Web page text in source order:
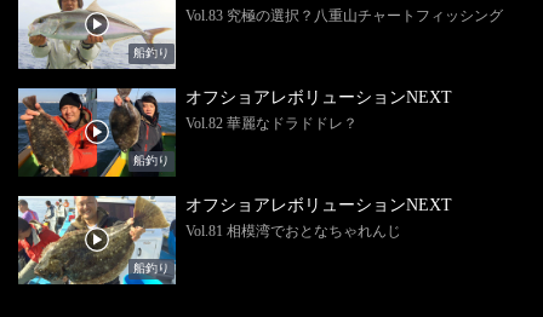
船釣り
Vol.83 究極の選択？八重山チャートフィッシング
船釣り
オフショアレボリューションNEXT
Vol.82 華麗なドラドドレ？
船釣り
オフショアレボリューションNEXT
Vol.81 相模湾でおとなちゃれんじ